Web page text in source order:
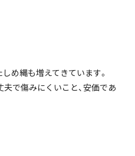
め縄も増えてきています。
夫で傷みにくいこと、安価であ